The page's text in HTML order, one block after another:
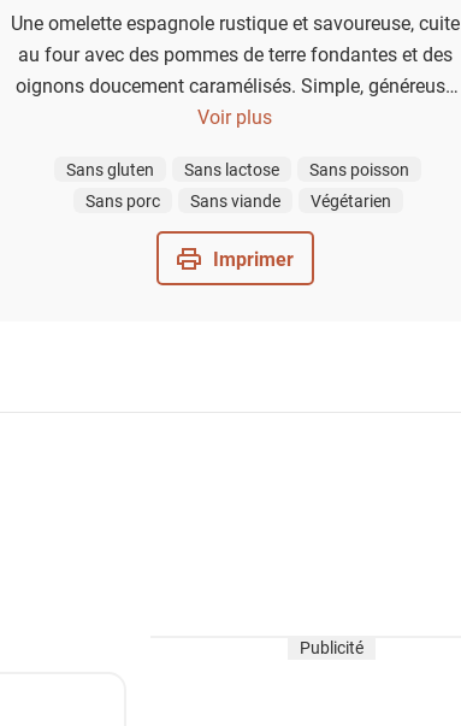
Une omelette espagnole rustique et savoureuse, cuite
au four avec des pommes de terre fondantes et des
oignons doucement caramélisés. Simple, généreuse
et parfaite pour un repas végétarien.
Voir plus
Sans gluten Sans lactose
Sans poisson
Sans porc
Sans viande Végétarien
Imprimer
Publicité